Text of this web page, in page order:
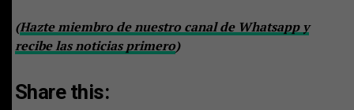
(Hazte miembro de nuestro canal de Whatsapp y
recibe las noticias primero)
Share this: